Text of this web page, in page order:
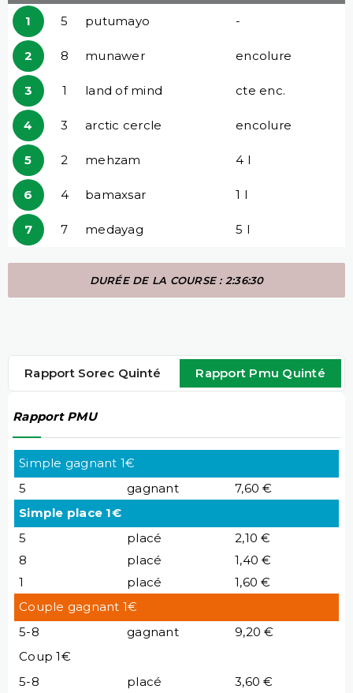
1 5 putumayo -
2 8 munawer encolure
3 1 land of mind cte enc.
4 3 arctic cercle encolure
5 2 mehzam 4 l
6 4 bamaxsar 1 l
7 7 medayag 5 l
DURÉE DE LA COURSE : 2:36:30
Rapport Sorec Quinté Rapport Pmu Quinté
Rapport PMU
Simple gagnant 1€
5
gagnant
7,60 €
Simple place 1€
5
placé
2,10 €
8
placé
1,40 €
1
placé
1,60 €
Couple gagnant 1€
5-8
gagnant
9,20 €
Coup 1€
5-8
placé 3,60 €